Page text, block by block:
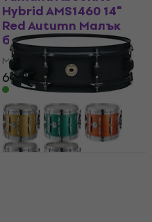
Hybrid AMS1460 14"
Red Autumn Малък
барабан
Малък барабан
673 € 699 €
В наличност